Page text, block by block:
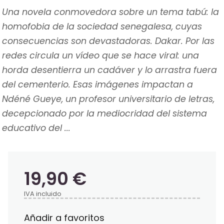
Una novela conmovedora sobre un tema tabú: la
homofobia de la sociedad senegalesa, cuyas
consecuencias son devastadoras. Dakar. Por las
redes circula un vídeo que se hace viral: una
horda desentierra un cadáver y lo arrastra fuera
del cementerio. Esas imágenes impactan a
Ndéné Gueye, un profesor universitario de letras,
decepcionado por la mediocridad del sistema
educativo del ...
19,90 €
IVA incluido
Añadir a favoritos